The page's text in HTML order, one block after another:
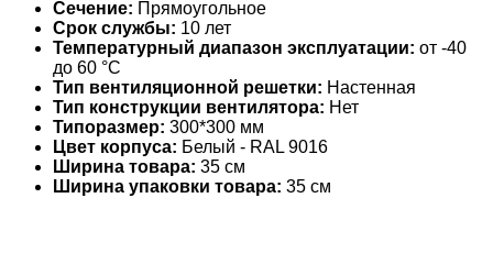
Сечение: Прямоугольное
Срок службы: 10 лет
Температурный диапазон эксплуатации: от -40
до 60 °С
Тип вентиляционной решетки: Настенная
Тип конструкции вентилятора: Нет
Типоразмер: 300*300 мм
Цвет корпуса: Белый - RAL 9016
Ширина товара: 35 см
Ширина упаковки товара: 35 см